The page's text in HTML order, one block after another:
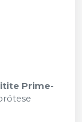
Prime-